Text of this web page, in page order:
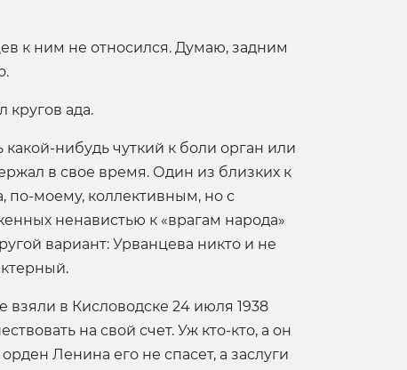
к ним не относился. Думаю, задним
кругов ада.
какой-нибудь чуткий к боли орган или
в свое время. Один из близких к
по-моему, коллективным, но с
ненавистью к «врагам народа»
вариант: Урванцева никто и не
в Кисловодске 24 июля 1938
на свой счет. Уж кто-кто, а он
Ленина его не спасет, а заслуги